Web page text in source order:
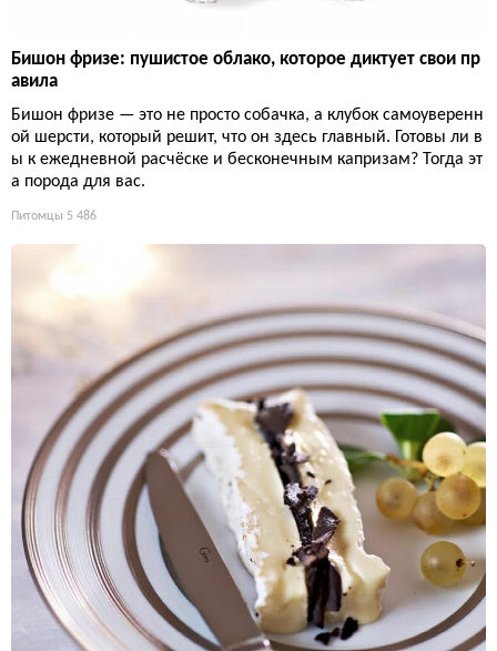
Бишон фризе: пушистое облако, которое диктует свои пр
авила
Бишон фризе — это не просто собачка, а клубок самоуверенн
ой шерсти, который решит, что он здесь главный. Готовы ли в
ы к ежедневной расчёске и бесконечным капризам? Тогда эт
а порода для вас.
Питомцы 5 486